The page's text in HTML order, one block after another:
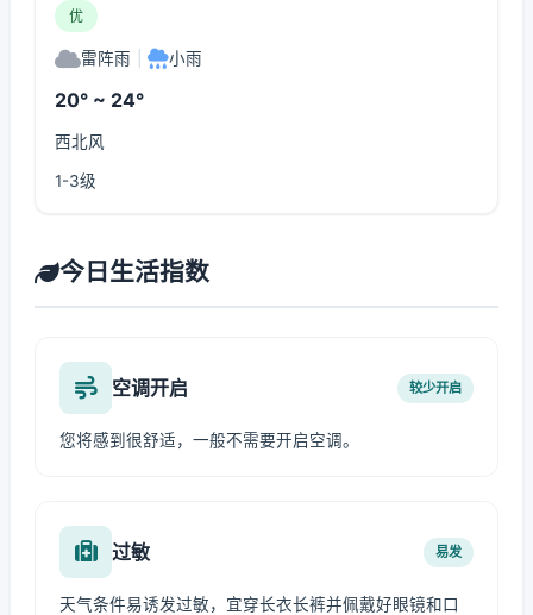
优
雷阵雨 小雨
20° ~ 24°
西北风
1-3级
今日生活指数
空调开启 较少开启
您将感到很舒适，一般不需要开启空调。
过敏 易发
天气条件易诱发过敏，宜穿长衣长裤并佩戴好眼镜和口